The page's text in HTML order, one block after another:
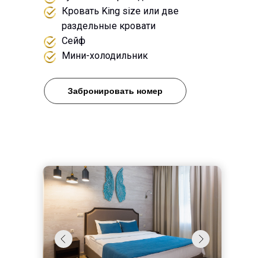
Кровать King size или две
раздельные кровати
Сейф
Мини-холодильник
Забронировать номер